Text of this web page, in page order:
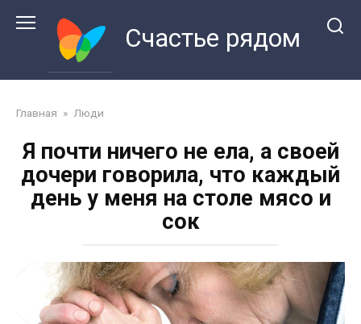
Счастье рядом
Главная » Люди
Я почти ничего не ела, а своей
дочери говорила, что каждый
день у меня на столе мясо и
сок